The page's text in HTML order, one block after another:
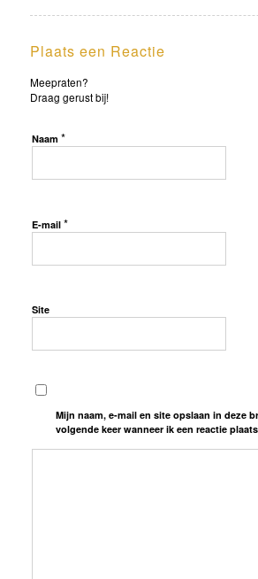
Plaats een Reactie
Meepraten?
Draag gerust bij!
Naam *
E-mail *
Site
Mijn naam, e-mail en site opslaan in deze
volgende keer wanneer ik een reactie